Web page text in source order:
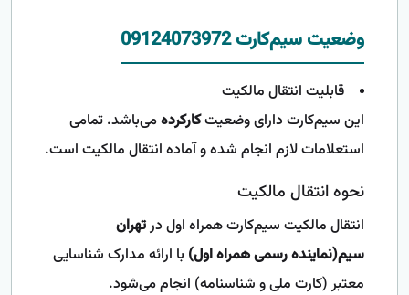
وضعیت سیم‌کارت 09124073972
قابلیت انتقال مالکیت
این سیم‌کارت دارای وضعیتکارکردهمی‌باشد. تمامی
استعلامات لازم انجام شده و آماده انتقال مالکیت است.
نحوه انتقال مالکیت
انتقال مالکیت سیم‌کارت همراه اول درتهران
سیم(نماینده رسمی همراه اول) با ارائه مدارک شناسایی
معتبر (کارت ملی و شناسنامه) انجام می‌شود.